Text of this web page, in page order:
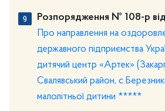
Розпорядження № 108-р
Про направлення на
державного підприємства
дитячий центр «Артек»
Свалявський район,
малолітньої дитини *****